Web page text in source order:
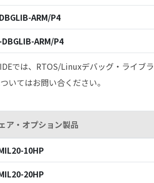
ARM/P4
ARM/P4
では、RTOS/Linuxデバッグ・ライブラ
いてはお問い合ください。
ア・オプション製品
10HP
20HP